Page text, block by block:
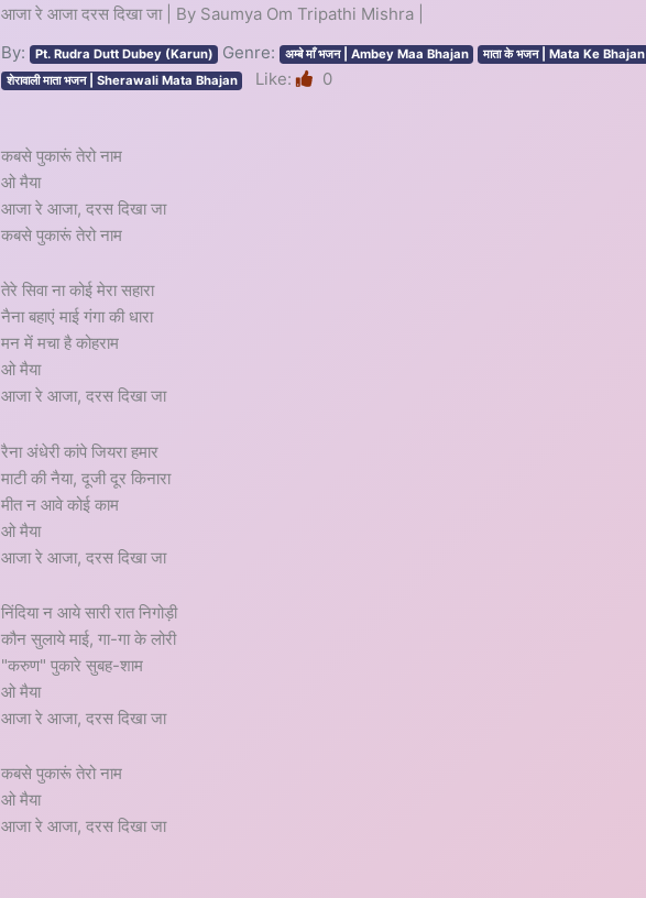
आजा रे आजा दरस दिखा जा | By Saumya Om Tripathi Mishra |
By: Pt. Rudra Dutt Dubey (Karun) Genre: अम्बे माँ भजन | Ambey Maa Bhajan
माता के भजन | Mata Ke Bhajan
शेरावाली माता भजन | Sherawali Mata Bhajan
Like: 0
कबसे पुकारूं तेरो नाम
ओ मैया
आजा रे आजा, दरस दिखा जा
कबसे पुकारूं तेरो नाम
तेरे सिवा ना कोई मेरा सहारा
नैना बहाएं माई गंगा की धारा
मन में मचा है कोहराम
ओ मैया
आजा रे आजा, दरस दिखा जा
रैना अंधेरी कांपे जियरा हमार
माटी की नैया, दूजी दूर किनारा
मीत न आवे कोई काम
ओ मैया
आजा रे आजा, दरस दिखा जा
निंदिया न आये सारी रात निगोड़ी
कौन सुलाये माई, गा-गा के लोरी
"करुण" पुकारे सुबह-शाम
ओ मैया
आजा रे आजा, दरस दिखा जा
कबसे पुकारूं तेरो नाम
ओ मैया
आजा रे आजा, दरस दिखा जा